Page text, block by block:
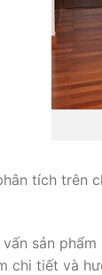
tích trên
sản phẩm
chi tiết và